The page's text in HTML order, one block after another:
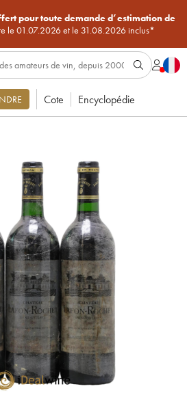
pour toute demande d’estimation de
le 01.07.2026 et le 31.08.2026 inclus*
Cote Encyclopédie